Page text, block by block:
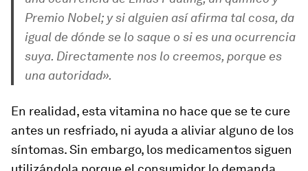
Premio Nobel; y si alguien así afirma tal cosa, da
igual de dónde se lo saque o si es una ocurrencia
suya. Directamente nos lo creemos, porque es
una autoridad».
En realidad, esta vitamina no hace que se te cure
antes un resfriado, ni ayuda a aliviar alguno de los
síntomas. Sin embargo, los medicamentos siguen